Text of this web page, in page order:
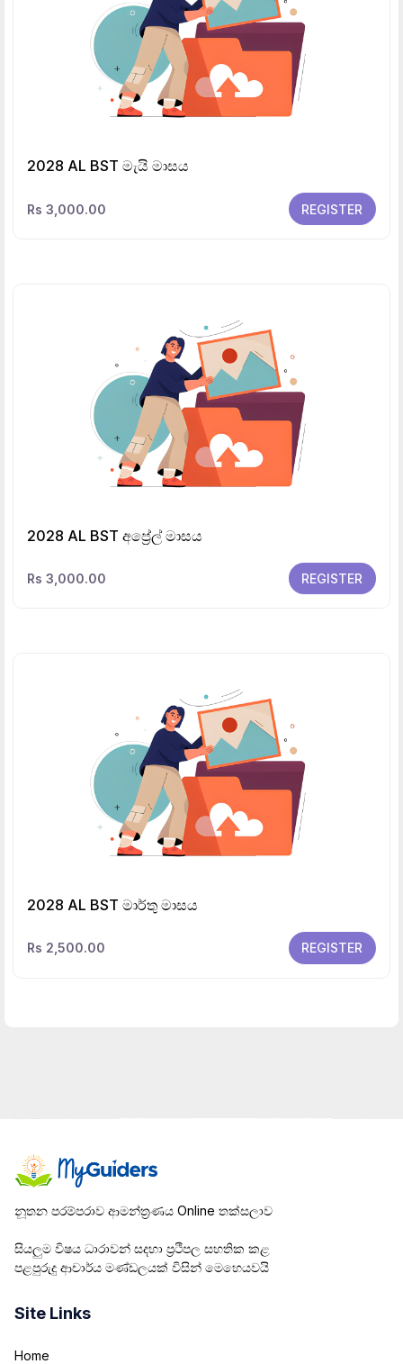
2028 AL BST මැයි මාසය
Rs 3,000.00 REGISTER
2028 AL BST අප්‍රේල් මාසය
Rs 3,000.00 REGISTER
2028 AL BST මාර්තු මාසය
Rs 2,500.00 REGISTER
නූතන පරම්පරාව ආමන්ත්‍රණය Online තක්සලාව
සියලුම විෂය ධාරාවන් සදහා ප්‍රථිපල සහතික කළ
පළපුරුදු ආචාර්ය මණ්ඩලයක් විසින් මෙහෙයවයි
Site Links
Home